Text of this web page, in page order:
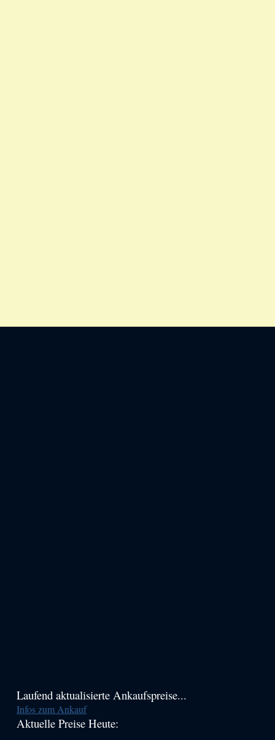
Haupt-
Sidebar
Laufend aktualisierte Ankaufspreise...
Infos zum Ankauf
Aktuelle Preise Heute: